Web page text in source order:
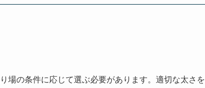
場の条件に応じて選ぶ必要があります。適切な太さを